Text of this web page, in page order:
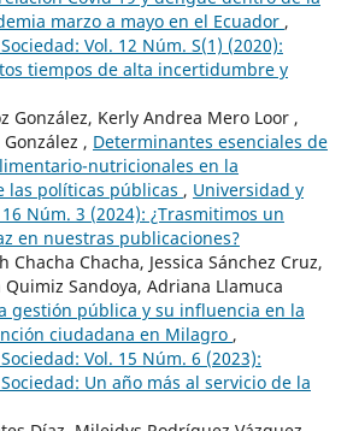
marzo a mayo en el Ecuador ,
Vol. 12 Núm. S(1) (2020):
tiempos de alta incertidumbre y
González, Kerly Andrea Mero Loor ,
, Determinantes esenciales de
nutricionales en la
las políticas públicas , Universidad y
Núm. 3 (2024): ¿Trasmitimos un
en nuestras publicaciones?
Chacha Chacha, Jessica Sánchez Cruz,
Quimiz Sandoya, Adriana Llamuca
gestión pública y su influencia en la
ciudadana en Milagro ,
Vol. 15 Núm. 6 (2023):
Un año más al servicio de la